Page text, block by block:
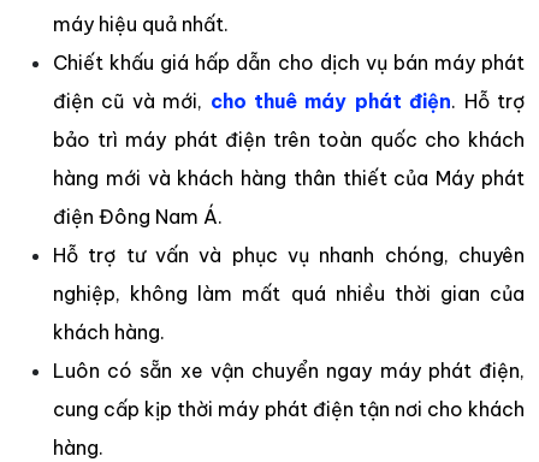
máy hiệu quả nhất.
Chiết khấu giá hấp dẫn cho dịch vụ bán máy phát
điện cũ và mới, cho thuê máy phát điện. Hỗ trợ
bảo trì máy phát điện trên toàn quốc cho khách
hàng mới và khách hàng thân thiết của Máy phát
điện Đông Nam Á.
Hỗ trợ tư vấn và phục vụ nhanh chóng, chuyên
nghiệp, không làm mất quá nhiều thời gian của
khách hàng.
Luôn có sẵn xe vận chuyển ngay máy phát điện,
cung cấp kịp thời máy phát điện tận nơi cho khách
hàng.